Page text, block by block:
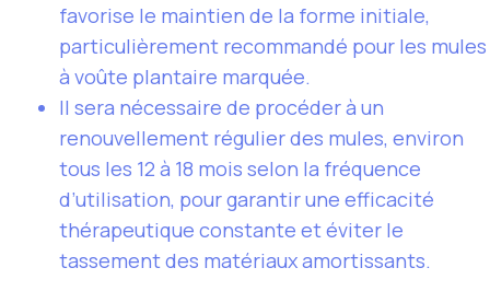
favorise le maintien de la forme initiale,
particulièrement recommandé pour les mules
à voûte plantaire marquée.
Il sera nécessaire de procéder à un
renouvellement régulier des mules, environ
tous les 12 à 18 mois selon la fréquence
d’utilisation, pour garantir une efficacité
thérapeutique constante et éviter le
tassement des matériaux amortissants.